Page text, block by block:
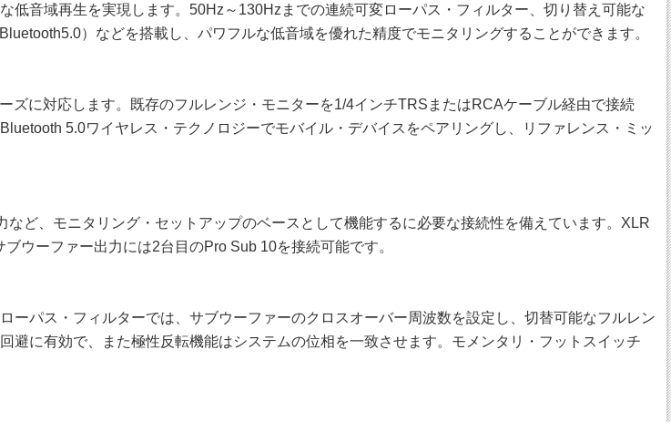
音域再生を実現します。50Hz～130Hzまでの連続可変ローパス・フィルター、切り替え可能な
）などを搭載し、パワフルな低音域を優れた精度でモニタリングすることができます。
に対応します。既存のフルレンジ・モニターを1/4インチTRSまたはRCAケーブル経由で接続
5.0ワイヤレス・テクノロジーでモバイル・デバイスをペアリングし、リファレンス・ミッ
ど、モニタリング・セットアップのベースとして機能するに必要な接続性を備えています。XLR
ウーファー出力には2台目のPro Sub 10を接続可能です。
パス・フィルターでは、サブウーファーのクロスオーバー周波数を設定し、切替可能なフルレン
に有効で、また極性反転機能はシステムの位相を一致させます。モメンタリ・フットスイッチ